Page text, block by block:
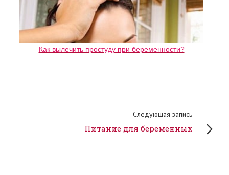
Как вылечить простуду при беременности?
Следующая запись
Питание для беременных